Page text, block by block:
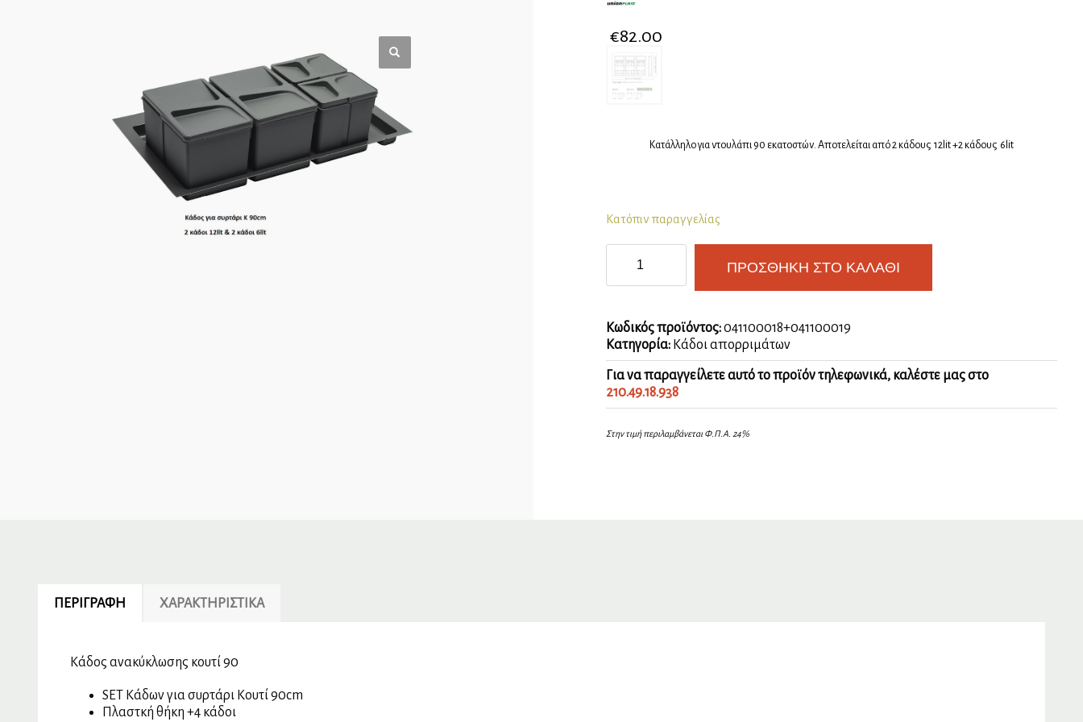
€82.00
Κατάλληλο για ντουλάπι 90 εκατοστών. Αποτελείται από 2 κάδους 12lit +2 κάδους 6lit
Κατόπιν παραγγελίας
ανακύκλωσης
κουτί
ποσότητα
ΠΡΟΣΘΉΚΗ ΣΤΟ ΚΑΛΆΘΙ
Κωδικός προϊόντος:041100018+041100019
Κατηγορία: Κάδοι απορριμάτων
Για να παραγγείλετε αυτό το προϊόν τηλεφωνικά, καλέστε μας στο
210.49.18.938
Στην τιμή περιλαμβάνεται Φ.Π.Α. 24%
ΠΕΡΙΓΡΑΦΉ ΧΑΡΑΚΤΗΡΙΣΤΙΚΆ
Κάδος ανακύκλωσης κουτί 90
SET Κάδων για συρτάρι Κουτί 90cm
Πλαστκή θήκη +4 κάδοι